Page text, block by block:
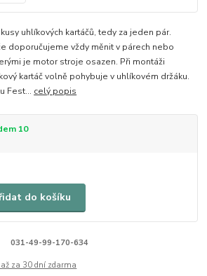
uhlíkových kartáčů, tedy za jeden pár.
doporučujeme vždy měnit v párech nebo
je motor stroje osazen. Při montáži
kartáč volně pohybuje v uhlíkovém držáku.
Fest... celý popis
10
do košíku
031-49-99-170-634
za 30 dní zdarma